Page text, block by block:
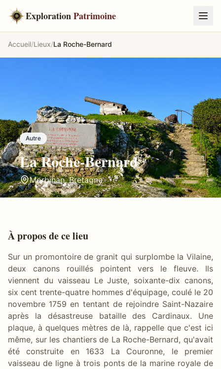
ExplorationPatrimoine
Accueil/Lieux/La Roche-Bernard
Autre
La Roche-Bernard
Morbihan,Bretagne
À propos de ce lieu
Sur un promontoire de granit qui surplombe la Vilaine,
deux canons rouillés pointent vers le fleuve. Ils
viennent du vaisseau Le Juste, soixante-dix canons,
six cent trente-quatre hommes d'équipage, coulé le 20
novembre 1759 en tentant de rejoindre Saint-Nazaire
après la désastreuse bataille des Cardinaux. Une
plaque, à quelques mètres de là, rappelle que c'est ici
même, sur les chantiers de La Roche-Bernard, qu'avait
été construite en 1633 La Couronne, le premier
vaisseau de ligne à trois ponts de la marine royale de